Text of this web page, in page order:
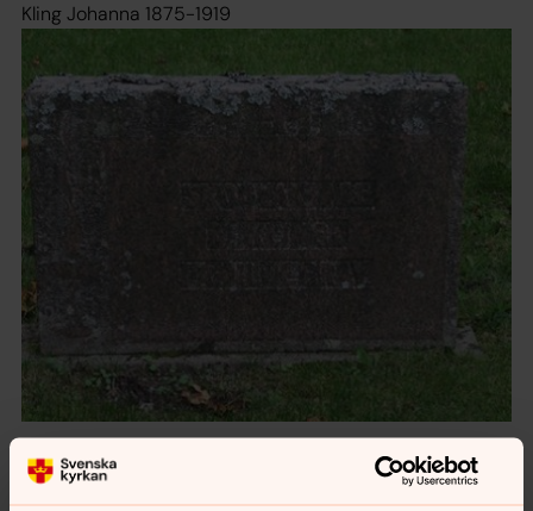
Kling Johanna 1875-1919